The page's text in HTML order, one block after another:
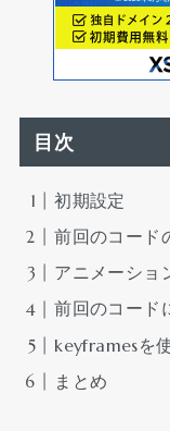
目次
初期設定
前回のコード
アニメーショ
前回のコード
keyframesを
まとめ